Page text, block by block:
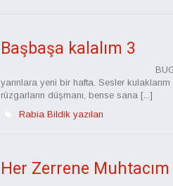
Başbaşa kalalım 3
BUGÜN
yarınlara yeni bir hafta. Sesler
rüzgarların düşmanı, bense sana [...]
Rabia Bildik yazıları
Her Zerrene Muhtacım